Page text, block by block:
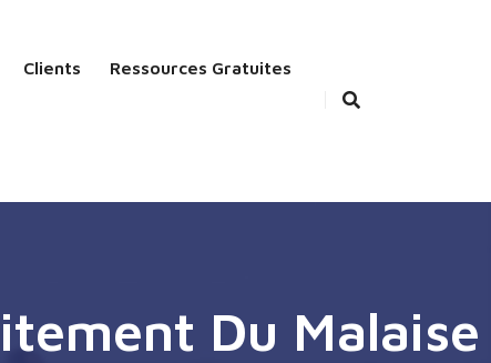
Clients Ressources Gratuites
Du Malaise